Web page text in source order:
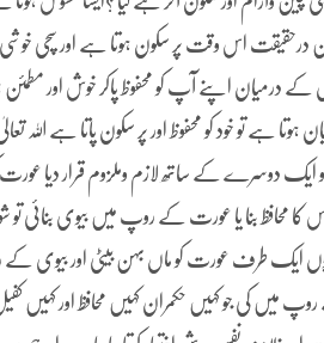
درحقیقت اس وقت پر سکون ہوتا ہے اور سچی
کے درمیان اپنے آپ کو محفوظ پاکر خوش اور
ہے تو خود کو محفوظ اور پر سکون پاتا ہے
ایک دوسرے کے ساتھ لازم وملزوم قرار دیا عورت
کا محافظ بنا یا عورت کے روپ میں بیوی بنائی تو
ایک طرف عورت کو ماں بہن بیٹی اور بیوی کے روپ
میں کی جو کہیں حکمران کہیں محافظ اور کہیں